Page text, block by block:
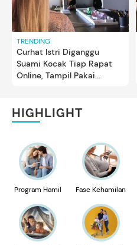
TRENDING
Curhat Istri Diganggu
Suami Kocak Tiap Rapat
Online, Tampil Pakai
HIGHLIGHT
Program Hamil Fase Kehamilan